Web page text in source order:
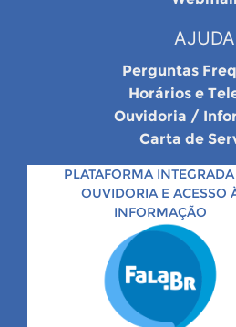
AJUDA
Perguntas
Horários e
Ouvidoria /
Carta de
PLATAFORMA
OUVIDORIA E ACESSO
INFORMAÇÃO